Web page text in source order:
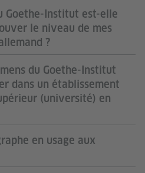
Goethe-Institut est-elle
le niveau de mes
?
du Goethe-Institut
dans un établissement
(université) en
en usage aux